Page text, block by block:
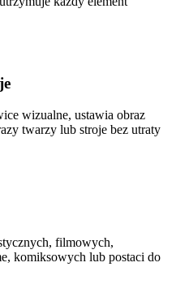
wizualne, ustawia obraz
twarzy lub stroje bez utraty
filmowych,
komiksowych lub postaci do